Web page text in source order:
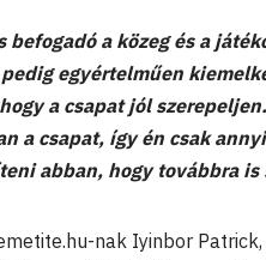
befogadó a közeg és a
egyértelműen
a csapat jól
a csapat, így én csak
abban, hogy továbbra
nak Iyinbor